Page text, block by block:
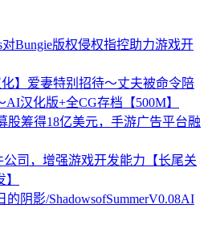
Bungie版权侵权指控助力游戏开
】爱妻特别招待～丈夫被命令陪
汉化版+全CG存档【500M】
股筹得18亿美元，手游广告平台融
公司，增强游戏开发能力【长尾关
阴影/ShadowsofSummerV0.08AI